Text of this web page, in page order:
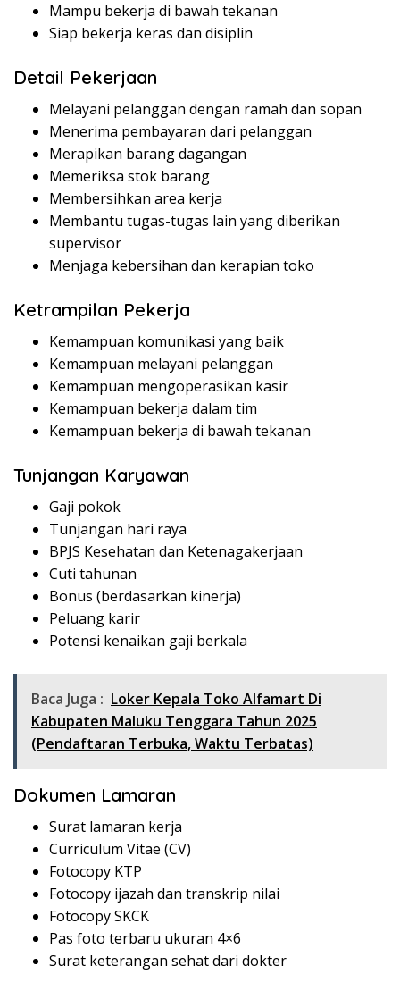
Mampu bekerja di bawah tekanan
Siap bekerja keras dan disiplin
Detail Pekerjaan
Melayani pelanggan dengan ramah dan sopan
Menerima pembayaran dari pelanggan
Merapikan barang dagangan
Memeriksa stok barang
Membersihkan area kerja
Membantu tugas-tugas lain yang diberikan
supervisor
Menjaga kebersihan dan kerapian toko
Ketrampilan Pekerja
Kemampuan komunikasi yang baik
Kemampuan melayani pelanggan
Kemampuan mengoperasikan kasir
Kemampuan bekerja dalam tim
Kemampuan bekerja di bawah tekanan
Tunjangan Karyawan
Gaji pokok
Tunjangan hari raya
BPJS Kesehatan dan Ketenagakerjaan
Cuti tahunan
Bonus (berdasarkan kinerja)
Peluang karir
Potensi kenaikan gaji berkala
Baca Juga : Loker Kepala Toko Alfamart Di
Kabupaten Maluku Tenggara Tahun 2025
(Pendaftaran Terbuka, Waktu Terbatas)
Dokumen Lamaran
Surat lamaran kerja
Curriculum Vitae (CV)
Fotocopy KTP
Fotocopy ijazah dan transkrip nilai
Fotocopy SKCK
Pas foto terbaru ukuran 4×6
Surat keterangan sehat dari dokter